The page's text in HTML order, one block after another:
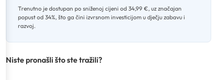
Trenutno je dostupan po sniženoj cijeni od 34,99 €, uz značajan
popust od 34%, što ga čini izvrsnom investicijom u dječju zabavu i
razvoj.
Niste pronašli što ste tražili?